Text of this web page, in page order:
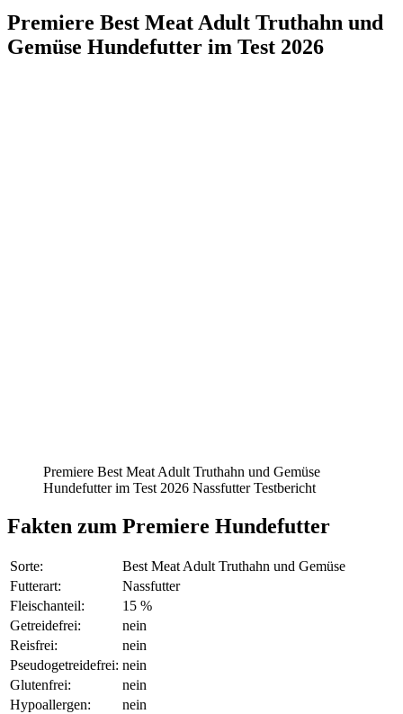
Premiere Best Meat Adult Truthahn und
Gemüse Hundefutter im Test 2026
Premiere Best Meat Adult Truthahn und Gemüse
Hundefutter im Test 2026 Nassfutter Testbericht
Fakten zum Premiere Hundefutter
Sorte:
Best Meat Adult Truthahn und Gemüse
Futterart:
Nassfutter
Fleischanteil:
15 %
Getreidefrei:
nein
Reisfrei:
nein
Pseudogetreidefrei: nein
Glutenfrei:
nein
Hypoallergen:
nein